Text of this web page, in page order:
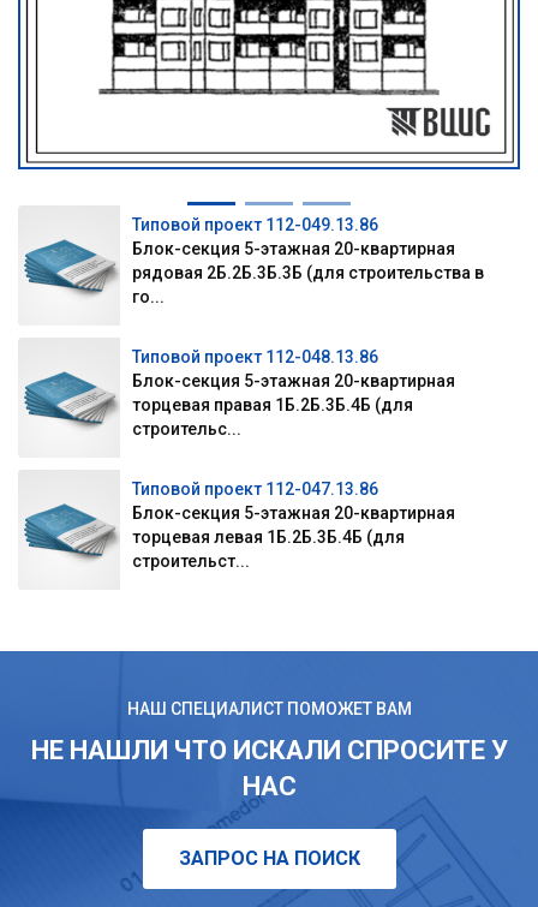
Типовой проект 112-049.13.86
Блок-секция 5-этажная 20-квартирная
рядовая 2Б.2Б.3Б.3Б (для строительства в
го...
Типовой проект 112-048.13.86
Блок-секция 5-этажная 20-квартирная
торцевая правая 1Б.2Б.3Б.4Б (для
строительс...
Типовой проект 112-047.13.86
Блок-секция 5-этажная 20-квартирная
торцевая левая 1Б.2Б.3Б.4Б (для
строительст...
НАШ СПЕЦИАЛИСТ ПОМОЖЕТ ВАМ
НЕ НАШЛИ ЧТО ИСКАЛИ СПРОСИТЕ У
НАС
ЗАПРОС НА ПОИСК